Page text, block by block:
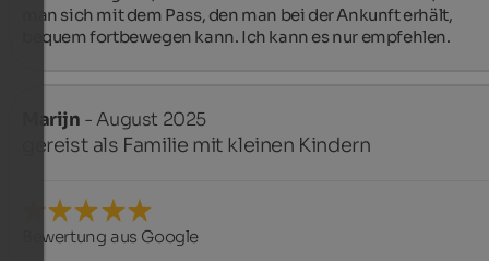
man sich mit dem Pass, den man bei der Ankunft erhält,
bequem fortbewegen kann. Ich kann es nur empfehlen.
Marijn - August 2025
gereist als Familie mit kleinen Kindern
Bewertung aus Google